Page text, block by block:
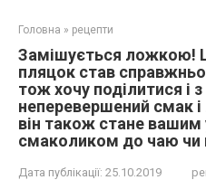
Головна » рецепти
Замішується ложкою!
пляцок став
тож хочу поділитися і
неперевершений смак і
він також стане
смаколиком до чаю чи
Дата публікації: 25.10.2019